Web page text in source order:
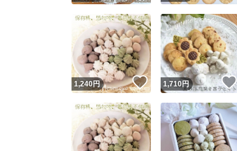
1,240円 いいね！
1,710円